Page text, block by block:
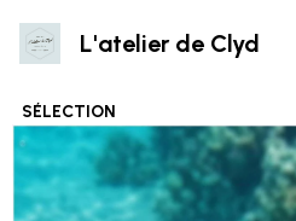
L'atelier de Clyd
SÉLECTION